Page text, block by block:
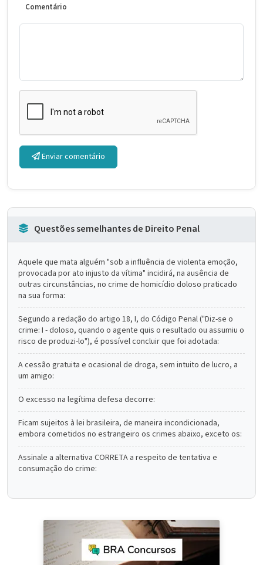
Comentário
Enviar comentário
Questões semelhantes de Direito Penal
Aquele que mata alguém "sob a influência de violenta emoção,
provocada por ato injusto da vítima" incidirá, na ausência de
outras circunstâncias, no crime de homicídio doloso praticado
na sua forma:
Segundo a redação do artigo 18, I, do Código Penal ("Diz-se o
crime: I - doloso, quando o agente quis o resultado ou assumiu o
risco de produzi-lo"), é possível concluir que foi adotada:
A cessão gratuita e ocasional de droga, sem intuito de lucro, a
um amigo:
O excesso na legítima defesa decorre:
Ficam sujeitos à lei brasileira, de maneira incondicionada,
embora cometidos no estrangeiro os crimes abaixo, exceto os:
Assinale a alternativa CORRETA a respeito de tentativa e
consumação do crime: